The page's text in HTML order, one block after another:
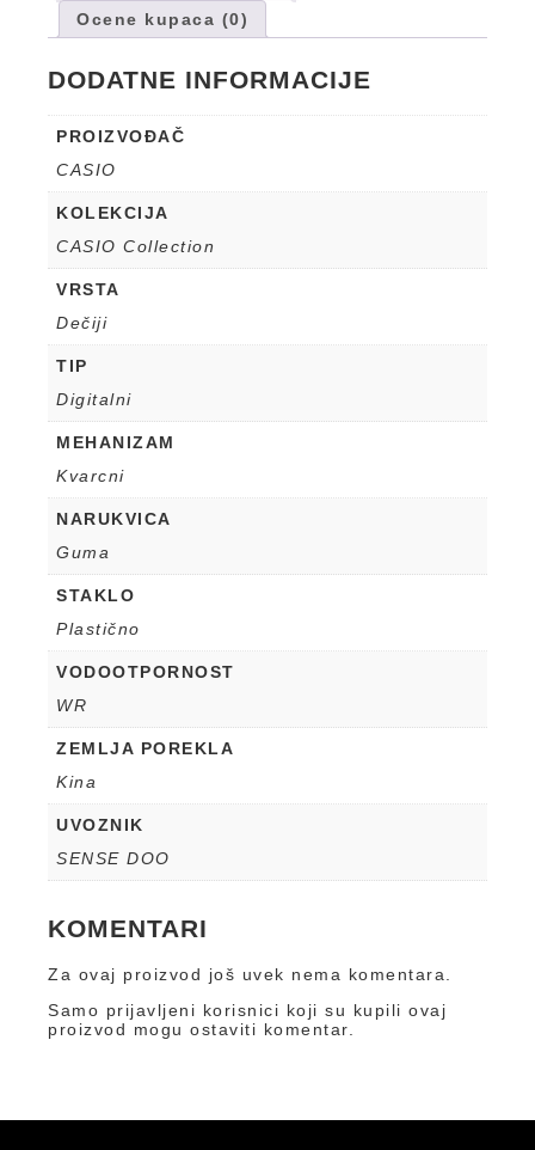
Ocene kupaca (0)
DODATNE INFORMACIJE
PROIZVOĐAČ
CASIO
KOLEKCIJA
CASIO Collection
VRSTA
Dečiji
TIP
Digitalni
MEHANIZAM
Kvarcni
NARUKVICA
Guma
STAKLO
Plastično
VODOOTPORNOST
WR
ZEMLJA POREKLA
Kina
UVOZNIK
SENSE DOO
KOMENTARI
Za ovaj proizvod još uvek nema komentara.
Samo prijavljeni korisnici koji su kupili ovaj
proizvod mogu ostaviti komentar.